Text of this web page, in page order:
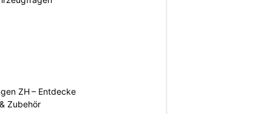
ZH – Entdecke
Zubehör